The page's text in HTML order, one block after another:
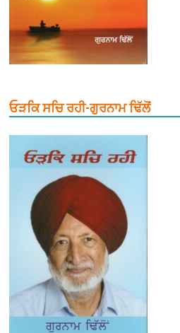
ਓੜਕਿ ਸਚਿ ਰਹੀ-ਗੁਰਨਾਮ ਢਿੱਲੋਂ